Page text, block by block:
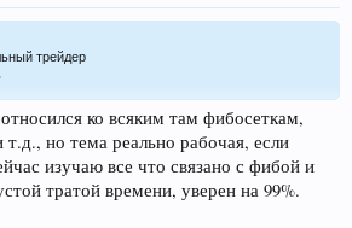
трейдер
ко всяким там фибосеткам,
но тема реально рабочая, если
изучаю все что связано с фибой и
тратой времени, уверен на 99%.